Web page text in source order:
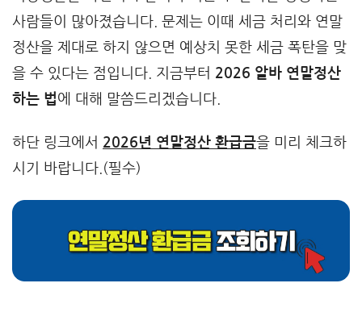
사람들이 많아졌습니다. 문제는 이때 세금 처리와 연말
정산을 제대로 하지 않으면 예상치 못한 세금 폭탄을 맞
을 수 있다는 점입니다. 지금부터 2026 알바 연말정산
하는 법에 대해 말씀드리겠습니다.
하단 링크에서 2026년 연말정산 환급금을 미리 체크하
시기 바랍니다.(필수)